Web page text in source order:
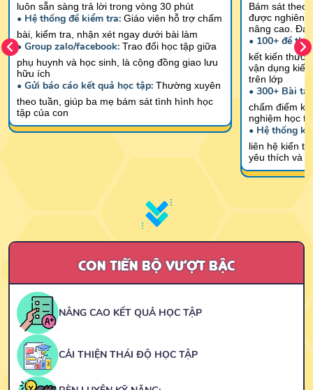
luôn sẵn sàng trả lời trong vòng 30 phút
• Hệ thống đề kiểm tra: Giáo viên hỗ trợ chấm
bài, kiểm tra, nhận xét ngay dưới bài làm
• Group zalo/facebook: Trao đổi học tập giữa
phụ huynh và học sinh, là cộng đồng giao lưu
hữu ích
• Gửi báo cáo kết quả học tập: Thường xuyên
theo tuần, giúp ba mẹ bám sát tình hình học
tập của con
Bám sát theo
được nghiên
nâng cao.
• 100+ đề
kết kiến thức,
vận dụng
trên lớp
• 300+ Bài
chấm điểm
nghiệm học
• Hệ thống
liên hệ kiến
yêu thích và
CON TIẾN BỘ VƯỢT BẬC
NÂNG CAO KẾT QUẢ HỌC TẬP
CẢI THIỆN THÁI ĐỘ HỌC TẬP